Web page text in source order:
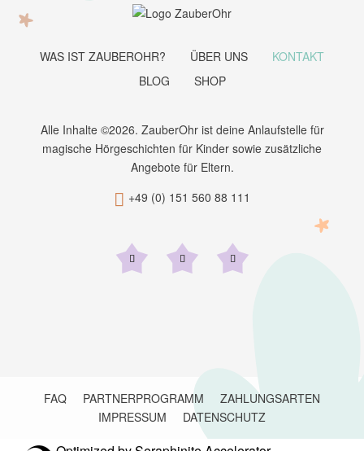
WAS IST ZAUBEROHR? ÜBER UNS
KONTAKT
BLOG
SHOP
Alle Inhalte ©2026. ZauberOhr ist deine Anlaufstelle für
magische Hörgeschichten für Kinder sowie zusätzliche
Angebote für Eltern.
 +49 (0) 151 560 88 111
FAQ PARTNERPROGRAMM
ZAHLUNGSARTEN
IMPRESSUM
DATENSCHUTZ